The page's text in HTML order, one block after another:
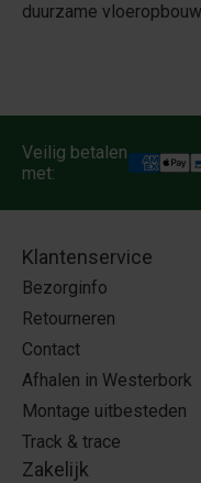
duurzame
Veilig betalen
met:
Klantenservice
Bezorginfo
Retourneren
Contact
Afhalen in Westerbork
Montage uitbesteden
Track & trace
Zakelijk